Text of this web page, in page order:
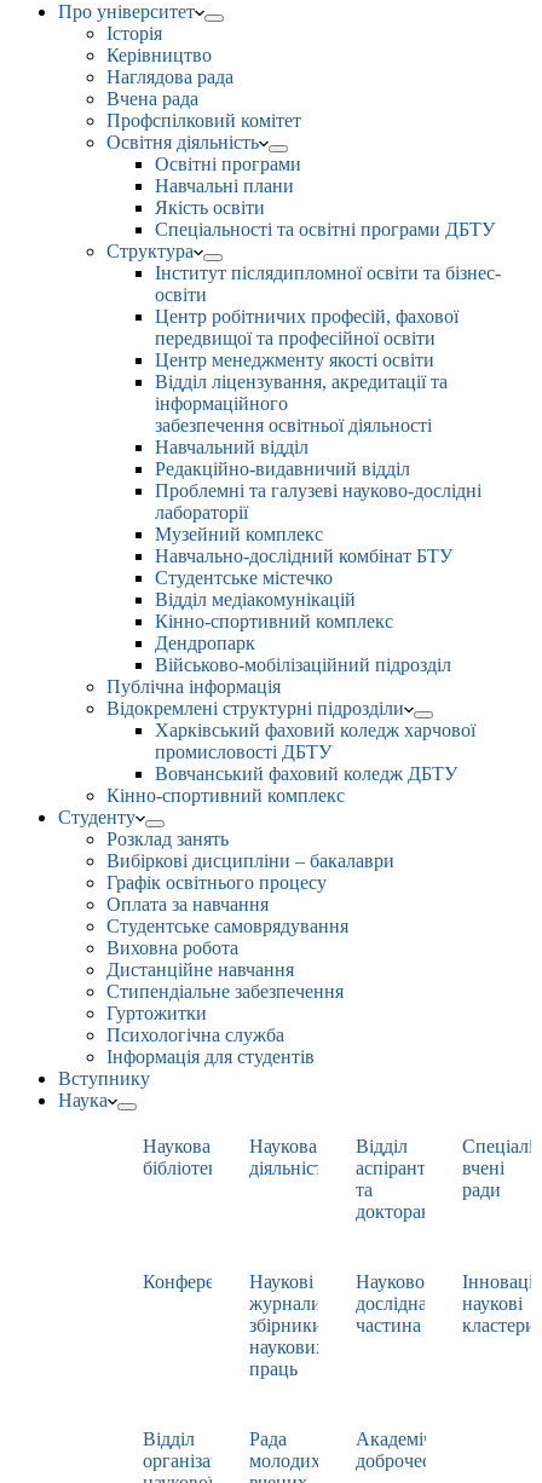
Про університет
Історія
Керівництво
Наглядова рада
Вчена рада
Профспілковий комітет
Освітня діяльність
Освітні програми
Навчальні плани
Якість освіти
Спеціальності та освітні програми ДБТУ
Структура
Інститут післядипломної освіти та бізнес-
освіти
Центр робітничих професій, фахової
передвищої та професійної освіти
Центр менеджменту якості освіти
Відділ ліцензування, акредитації та
інформаційного
забезпечення освітньої діяльності
Навчальний відділ
Редакційно-видавничий відділ
Проблемні та галузеві науково-дослідні
лабораторії
Музейний комплекс
Навчально-дослідний комбінат БТУ
Студентське містечко
Відділ медіакомунікацій
Кінно-спортивний комплекс
Дендропарк
Військово-мобілізаційний підрозділ
Публічна інформація
Відокремлені структурні підрозділи
Харківський фаховий коледж харчової
промисловості ДБТУ
Вовчанський фаховий коледж ДБТУ
Кінно-спортивний комплекс
Студенту
Розклад занять
Вибіркові дисципліни – бакалаври
Графік освітнього процесу
Оплата за навчання
Студентське самоврядування
Виховна робота
Дистанційне навчання
Стипендіальне забезпечення
Гуртожитки
Психологічна служба
Інформація для студентів
Вступнику
Наука
Наукова
бібліотека
Наукова
діяльність
Відділ
аспірантури
та
докторантури
вчені
ради
Конференції
Наукові
журнали,
збірники
наукових
праць
Науково-
дослідна
частина
наукові
кластери
Відділ
організації
Рада
молодих
Академічна
доброчесність